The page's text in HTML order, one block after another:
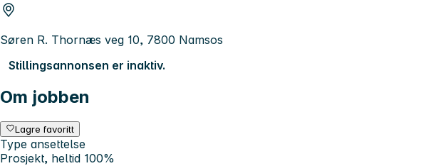
Søren R. Thornæs veg 10, 7800 Namsos
Stillingsannonsen er inaktiv.
Om jobben
Lagre favoritt
Type ansettelse
Prosjekt, heltid 100%